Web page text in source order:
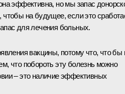
эффективна, но мы запас
на будущее, если это
для лечения больных.
вакцины, потому что, что
что побороть эту болезнь можно
– это наличие эффективных